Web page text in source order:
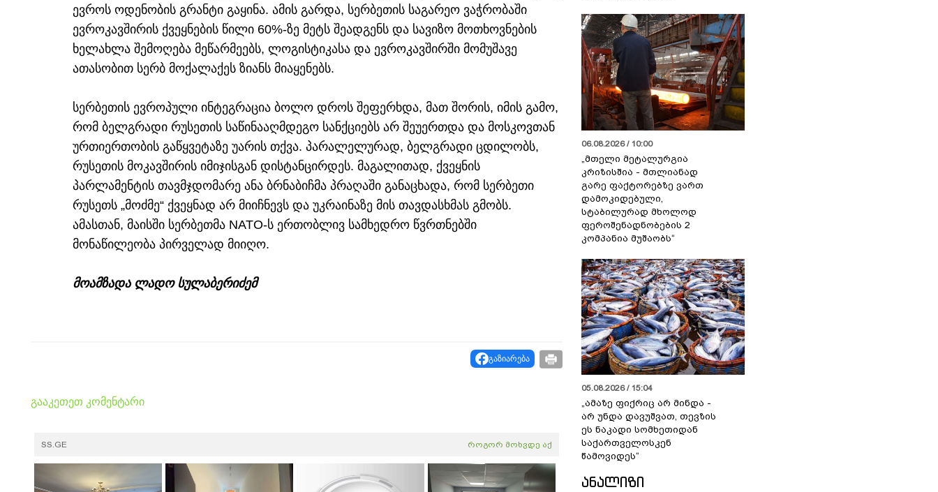
ევროს ოდენობის გრანტი გაყინა. ამის გარდა, სერბეთის საგარეო ვაჭრობაში
ევროკავშირის ქვეყნების წილი 60%-ზე მეტს შეადგენს და სავიზო მოთხოვნების
ხელახლა შემოღება მეწარმეებს, ლოგისტიკასა და ევროკავშირში მომუშავე
ათასობით სერბ მოქალაქეს ზიანს მიაყენებს.
სერბეთის ევროპული ინტეგრაცია ბოლო დროს შეფერხდა, მათ შორის, იმის გამო,
რომ ბელგრადი რუსეთის საწინააღმდეგო სანქციებს არ შეუერთდა და მოსკოვთან
ურთიერთობის გაწყვეტაზე უარის თქვა. პარალელურად, ბელგრადი ცდილობს,
რუსეთის მოკავშირის იმიჯისგან დისტანცირდეს. მაგალითად, ქვეყნის
პარლამენტის თავმჯდომარე ანა ბრნაბიჩმა პრაღაში განაცხადა, რომ სერბეთი
რუსეთს „მოძმე“ ქვეყნად არ მიიჩნევს და უკრაინაზე მის თავდასხმას გმობს.
ამასთან, მაისში სერბეთმა NATO-ს ერთობლივ სამხედრო წვრთნებში
მონაწილეობა პირველად მიიღო.
მოამზადა ლადო სულაბერიძემ
გაზიარება
გააკეთეთ კომენტარი
SS.GE როგორ მოხვდე აქ
06.08.2026 / 10:00
„მთელი მეტალურგია
კრიზისშია - მთლიანად
გარე ფაქტორებზე ვართ
დამოკიდებული,
სტაბილურად მხოლოდ
ფეროშენადნობების 2
კომპანია მუშაობს“
05.08.2026 / 15:04
„ამაზე ფიქრიც არ მინდა -
არ უნდა დავუშვათ, თევზის
ეს ნაკადი სომხეთიდან
საქართველოსკენ
წამოვიდეს“
ᲐᲜᲐᲚᲘᲖᲘ